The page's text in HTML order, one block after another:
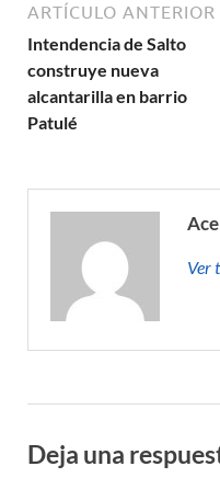
ARTÍCULO ANTERIOR
Intendencia de Salto
construye nueva
alcantarilla en barrio
Patulé
Ver
Deja una